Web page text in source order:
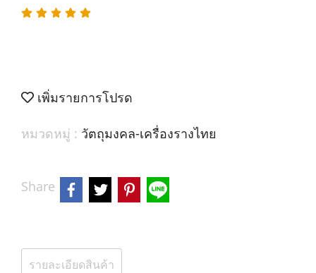
เพิ่มรายการโปรด
หมวดหมู่ : วัตถุมงคล-เครื่องรางไทย
Share
รายละเอียดสินค้า